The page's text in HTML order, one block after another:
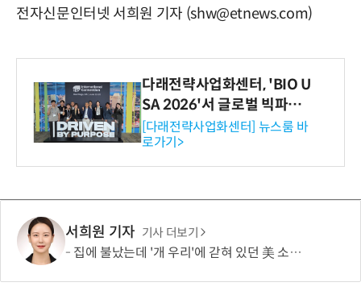
전자신문인터넷 서희원 기자 (shw@etnews.com)
다래전략사업화센터, 'BIO U
SA 2026'서 글로벌 빅파마
와의 비즈니스 미팅 지원…K
-바이오 해외 진출 교두보 확
보
[다래전략사업화센터] 뉴스룸 바
로가기>
서희원 기자 기사 더보기
집에 불났는데 '개 우리'에 갇혀 있던 美 소년…“아이가 스스로 들어갔다?”